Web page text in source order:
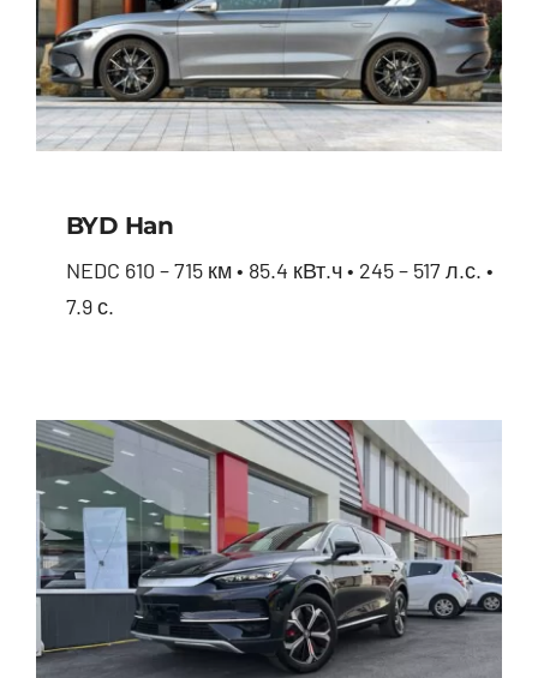
BYD Han
NEDC 610 – 715 км • 85.4 кВт.ч • 245 – 517 л.с. •
7.9 с.